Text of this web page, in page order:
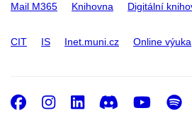
Mail M365 Knihovna Digitální
CIT IS Inet.muni.cz Online výuka
Facebook
Instagram
LinkedIn
Discord